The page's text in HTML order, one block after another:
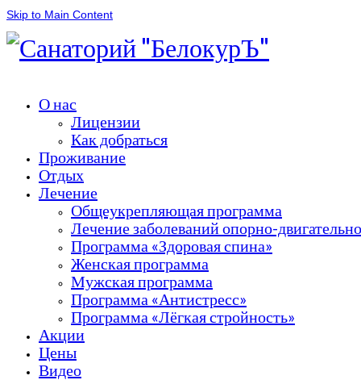
Skip to Main Content
О нас
Лицензии
Как добраться
Проживание
Отдых
Лечение
Общеукрепляющая программа
Лечение заболеваний опорно-
Программа «Здоровая спина»
Женская программа
Мужская программа
Программа «Антистресс»
Программа «Лёгкая стройность»
Акции
Цены
Видео